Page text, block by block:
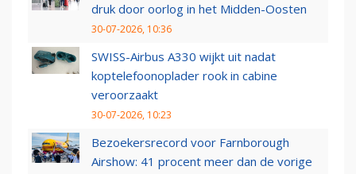
druk door oorlog in het Midden-Oosten
30-07-2026, 10:36
SWISS-Airbus A330 wijkt uit nadat
koptelefoonoplader rook in cabine
veroorzaakt
30-07-2026, 10:23
Bezoekersrecord voor Farnborough
Airshow: 41 procent meer dan de vorige